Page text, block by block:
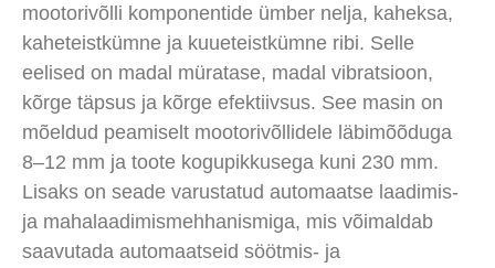
mootorivõlli komponentide ümber nelja, kaheksa,
kaheteistkümne ja kuueteistkümne ribi. Selle
eelised on madal müratase, madal vibratsioon,
kõrge täpsus ja kõrge efektiivsus. See masin on
mõeldud peamiselt mootorivõllidele läbimõõduga
8–12 mm ja toote kogupikkusega kuni 230 mm.
Lisaks on seade varustatud automaatse laadimis-
ja mahalaadimismehhanismiga, mis võimaldab
saavutada automaatseid söötmis- ja